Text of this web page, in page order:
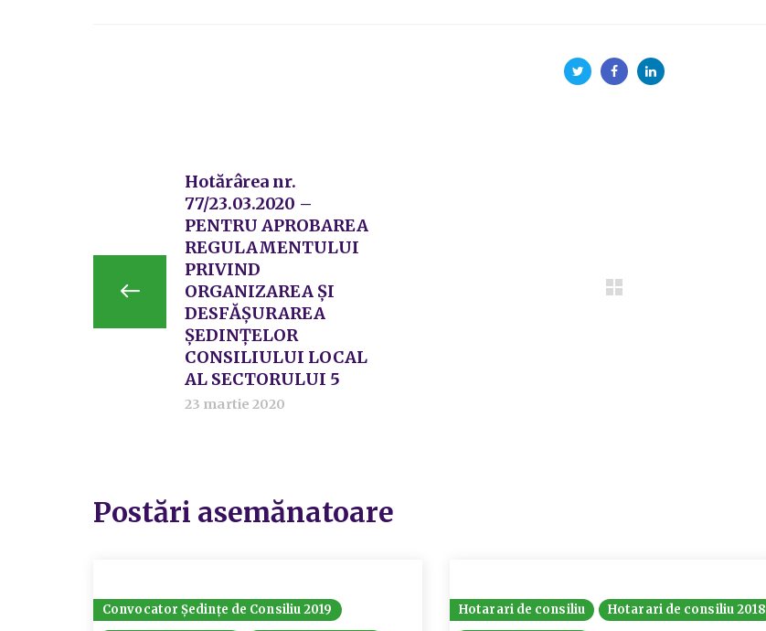
Hotărârea nr.
77/23.03.2020 –
PENTRU APROBAREA
REGULAMENTULUI
PRIVIND
ORGANIZAREA ȘI
DESFĂȘURAREA
ȘEDINȚELOR
CONSILIULUI LOCAL
AL SECTORULUI 5
23 martie 2020
Postări asemănatoare
Convocator Ședințe de Consiliu 2019
Hotarari de consiliu
Hotarari de consiliu 2018